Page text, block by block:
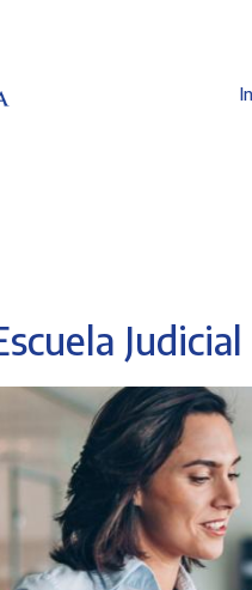
Judicial